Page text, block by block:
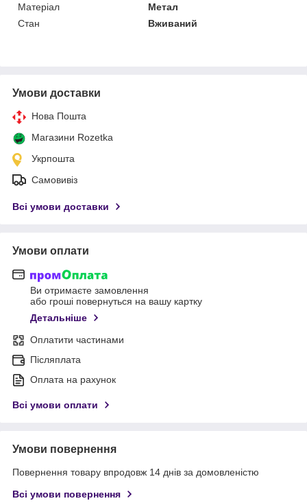
Матеріал
Метал
Стан
Вживаний
Умови доставки
Нова Пошта
Магазини Rozetka
Укрпошта
Самовивіз
Всі умови доставки
Умови оплати
Ви отримаєте замовлення
або гроші повернуться на вашу картку
Детальніше
Оплатити частинами
Післяплата
Оплата на рахунок
Всі умови оплати
Умови повернення
Повернення товару впродовж 14 днів за домовленістю
Всі умови повернення